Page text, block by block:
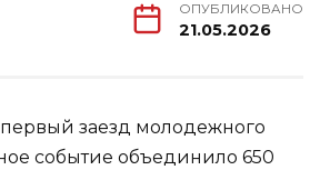
ОПУБЛИКОВАНО
21.05.2026
заезд молодежного
событие объединило 650